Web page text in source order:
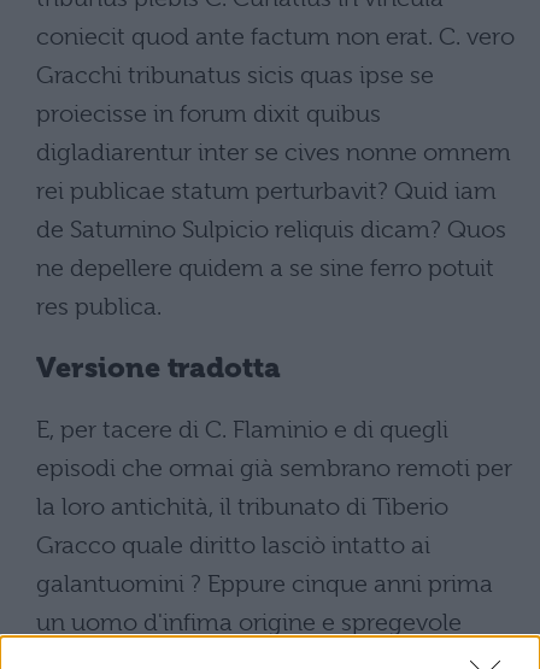
coniecit quod ante factum non erat. C. vero
Gracchi tribunatus sicis quas ipse se
proiecisse in forum dixit quibus
digladiarentur inter se cives nonne omnem
rei publicae statum perturbavit? Quid iam
de Saturnino Sulpicio reliquis dicam? Quos
ne depellere quidem a se sine ferro potuit
res publica.
Versione tradotta
E, per tacere di C. Flaminio e di quegli
episodi che ormai già sembrano remoti per
la loro antichità, il tribunato di Tiberio
Gracco quale diritto lasciò intatto ai
galantuomini ? Eppure cinque anni prima
un uomo d'infima origine e spregevole